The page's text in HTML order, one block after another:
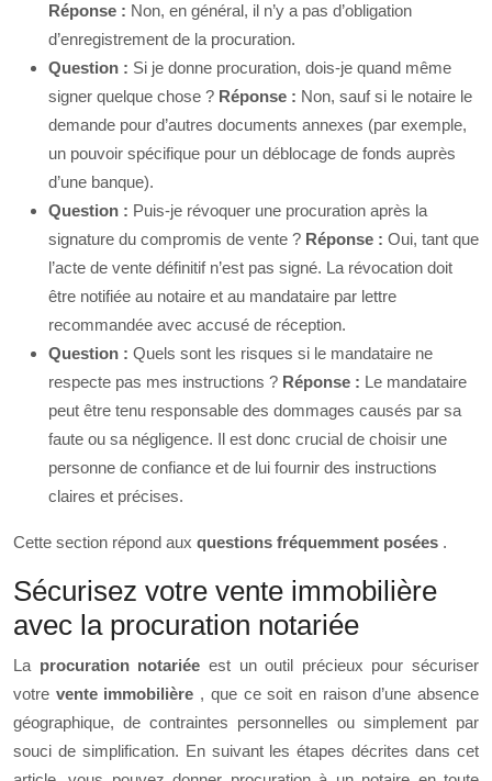
Réponse : Non, en général, il n’y a pas d’obligation
d’enregistrement de la procuration.
Question : Si je donne procuration, dois-je quand même
signer quelque chose ? Réponse : Non, sauf si le notaire le
demande pour d’autres documents annexes (par exemple,
un pouvoir spécifique pour un déblocage de fonds auprès
d’une banque).
Question : Puis-je révoquer une procuration après la
signature du compromis de vente ? Réponse : Oui, tant que
l’acte de vente définitif n’est pas signé. La révocation doit
être notifiée au notaire et au mandataire par lettre
recommandée avec accusé de réception.
Question : Quels sont les risques si le mandataire ne
respecte pas mes instructions ? Réponse : Le mandataire
peut être tenu responsable des dommages causés par sa
faute ou sa négligence. Il est donc crucial de choisir une
personne de confiance et de lui fournir des instructions
claires et précises.
Cette section répond aux questions fréquemment posées .
Sécurisez votre vente immobilière
avec la procuration notariée
La procuration notariée est un outil précieux pour sécuriser
votre vente immobilière , que ce soit en raison d’une absence
géographique, de contraintes personnelles ou simplement par
souci de simplification. En suivant les étapes décrites dans cet